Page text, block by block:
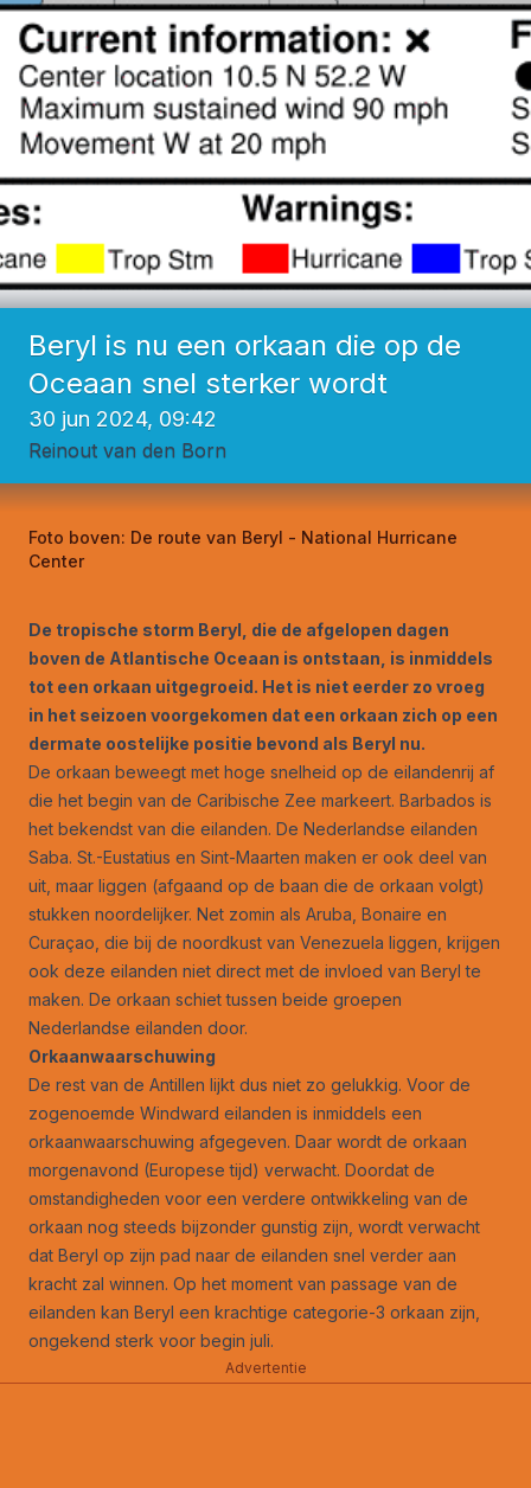
Beryl is nu een orkaan die op de
Oceaan snel sterker wordt
30 jun 2024, 09:42
Reinout van den Born
Foto boven: De route van Beryl - National Hurricane
Center
De tropische storm Beryl, die de afgelopen dagen
boven de Atlantische Oceaan is ontstaan, is inmiddels
tot een orkaan uitgegroeid. Het is niet eerder zo vroeg
in het seizoen voorgekomen dat een orkaan zich op een
dermate oostelijke positie bevond als Beryl nu.
De orkaan beweegt met hoge snelheid op de eilandenrij af
die het begin van de Caribische Zee markeert. Barbados is
het bekendst van die eilanden. De Nederlandse eilanden
Saba. St.-Eustatius en Sint-Maarten maken er ook deel van
uit, maar liggen (afgaand op de baan die de orkaan volgt)
stukken noordelijker. Net zomin als Aruba, Bonaire en
Curaçao, die bij de noordkust van Venezuela liggen, krijgen
ook deze eilanden niet direct met de invloed van Beryl te
maken. De orkaan schiet tussen beide groepen
Nederlandse eilanden door.
Orkaanwaarschuwing
De rest van de Antillen lijkt dus niet zo gelukkig. Voor de
zogenoemde Windward eilanden is inmiddels een
orkaanwaarschuwing afgegeven. Daar wordt de orkaan
morgenavond (Europese tijd) verwacht. Doordat de
omstandigheden voor een verdere ontwikkeling van de
orkaan nog steeds bijzonder gunstig zijn, wordt verwacht
dat Beryl op zijn pad naar de eilanden snel verder aan
kracht zal winnen. Op het moment van passage van de
eilanden kan Beryl een krachtige categorie-3 orkaan zijn,
ongekend sterk voor begin juli.
Advertentie